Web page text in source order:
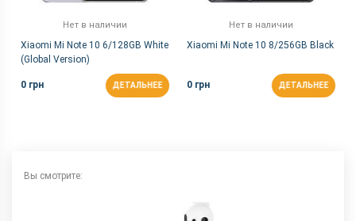
Нет в наличии
Xiaomi Mi Note 10 6/128GB White
(Global Version)
0 грн ДЕТАЛЬНЕЕ
Нет в наличии
Xiaomi Mi Note 10 8/256GB Black
0 грн ДЕТАЛЬНЕЕ
Вы смотрите: